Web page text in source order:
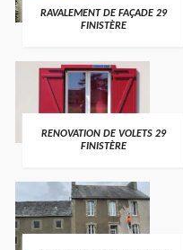
RAVALEMENT DE FAÇADE 29
FINISTÈRE
RENOVATION DE VOLETS 29
FINISTÈRE